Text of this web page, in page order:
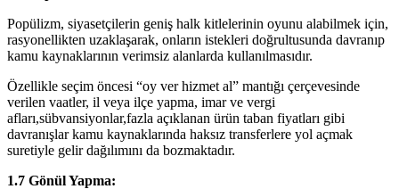
Popülizm, siyasetçilerin geniş halk kitlelerinin oyunu alabilmek için,
rasyonellikten uzaklaşarak, onların istekleri doğrultusunda davranıp
kamu kaynaklarının verimsiz alanlarda kullanılmasıdır.
Özellikle seçim öncesi “oy ver hizmet al” mantığı çerçevesinde
verilen vaatler, il veya ilçe yapma, imar ve vergi
afları,sübvansiyonlar,fazla açıklanan ürün taban fiyatları gibi
davranışlar kamu kaynaklarında haksız transferlere yol açmak
suretiyle gelir dağılımını da bozmaktadır.
1.7 Gönül Yapma: